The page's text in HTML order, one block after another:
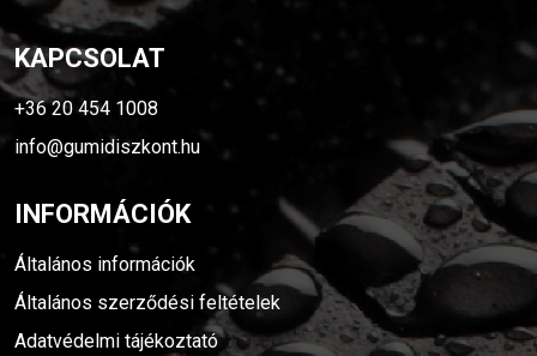
KAPCSOLAT
+36 20 454 1008
info@gumidiszkont.hu
INFORMÁCIÓK
Általános információk
Általános szerződési feltételek
Adatvédelmi tájékoztató